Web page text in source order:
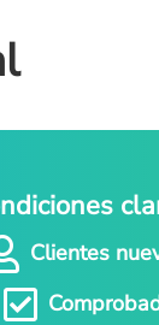
Clientes
